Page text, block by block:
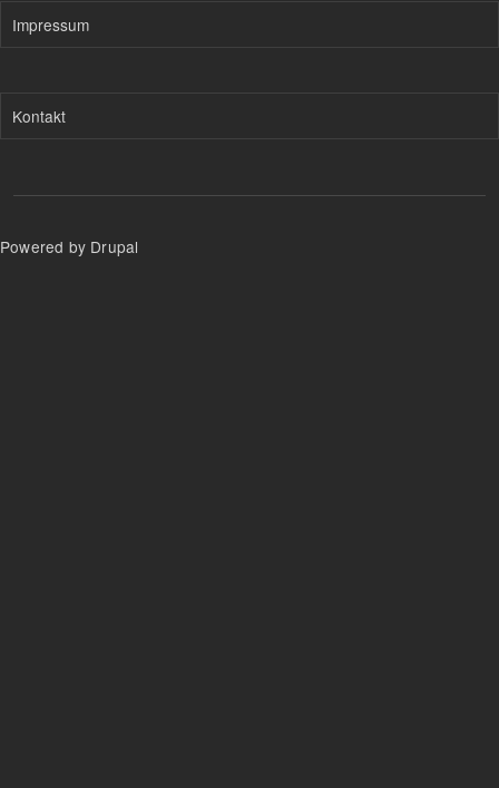
Impressum
Kontakt
Powered by Drupal